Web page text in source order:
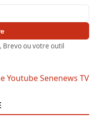
Brevo ou votre outil